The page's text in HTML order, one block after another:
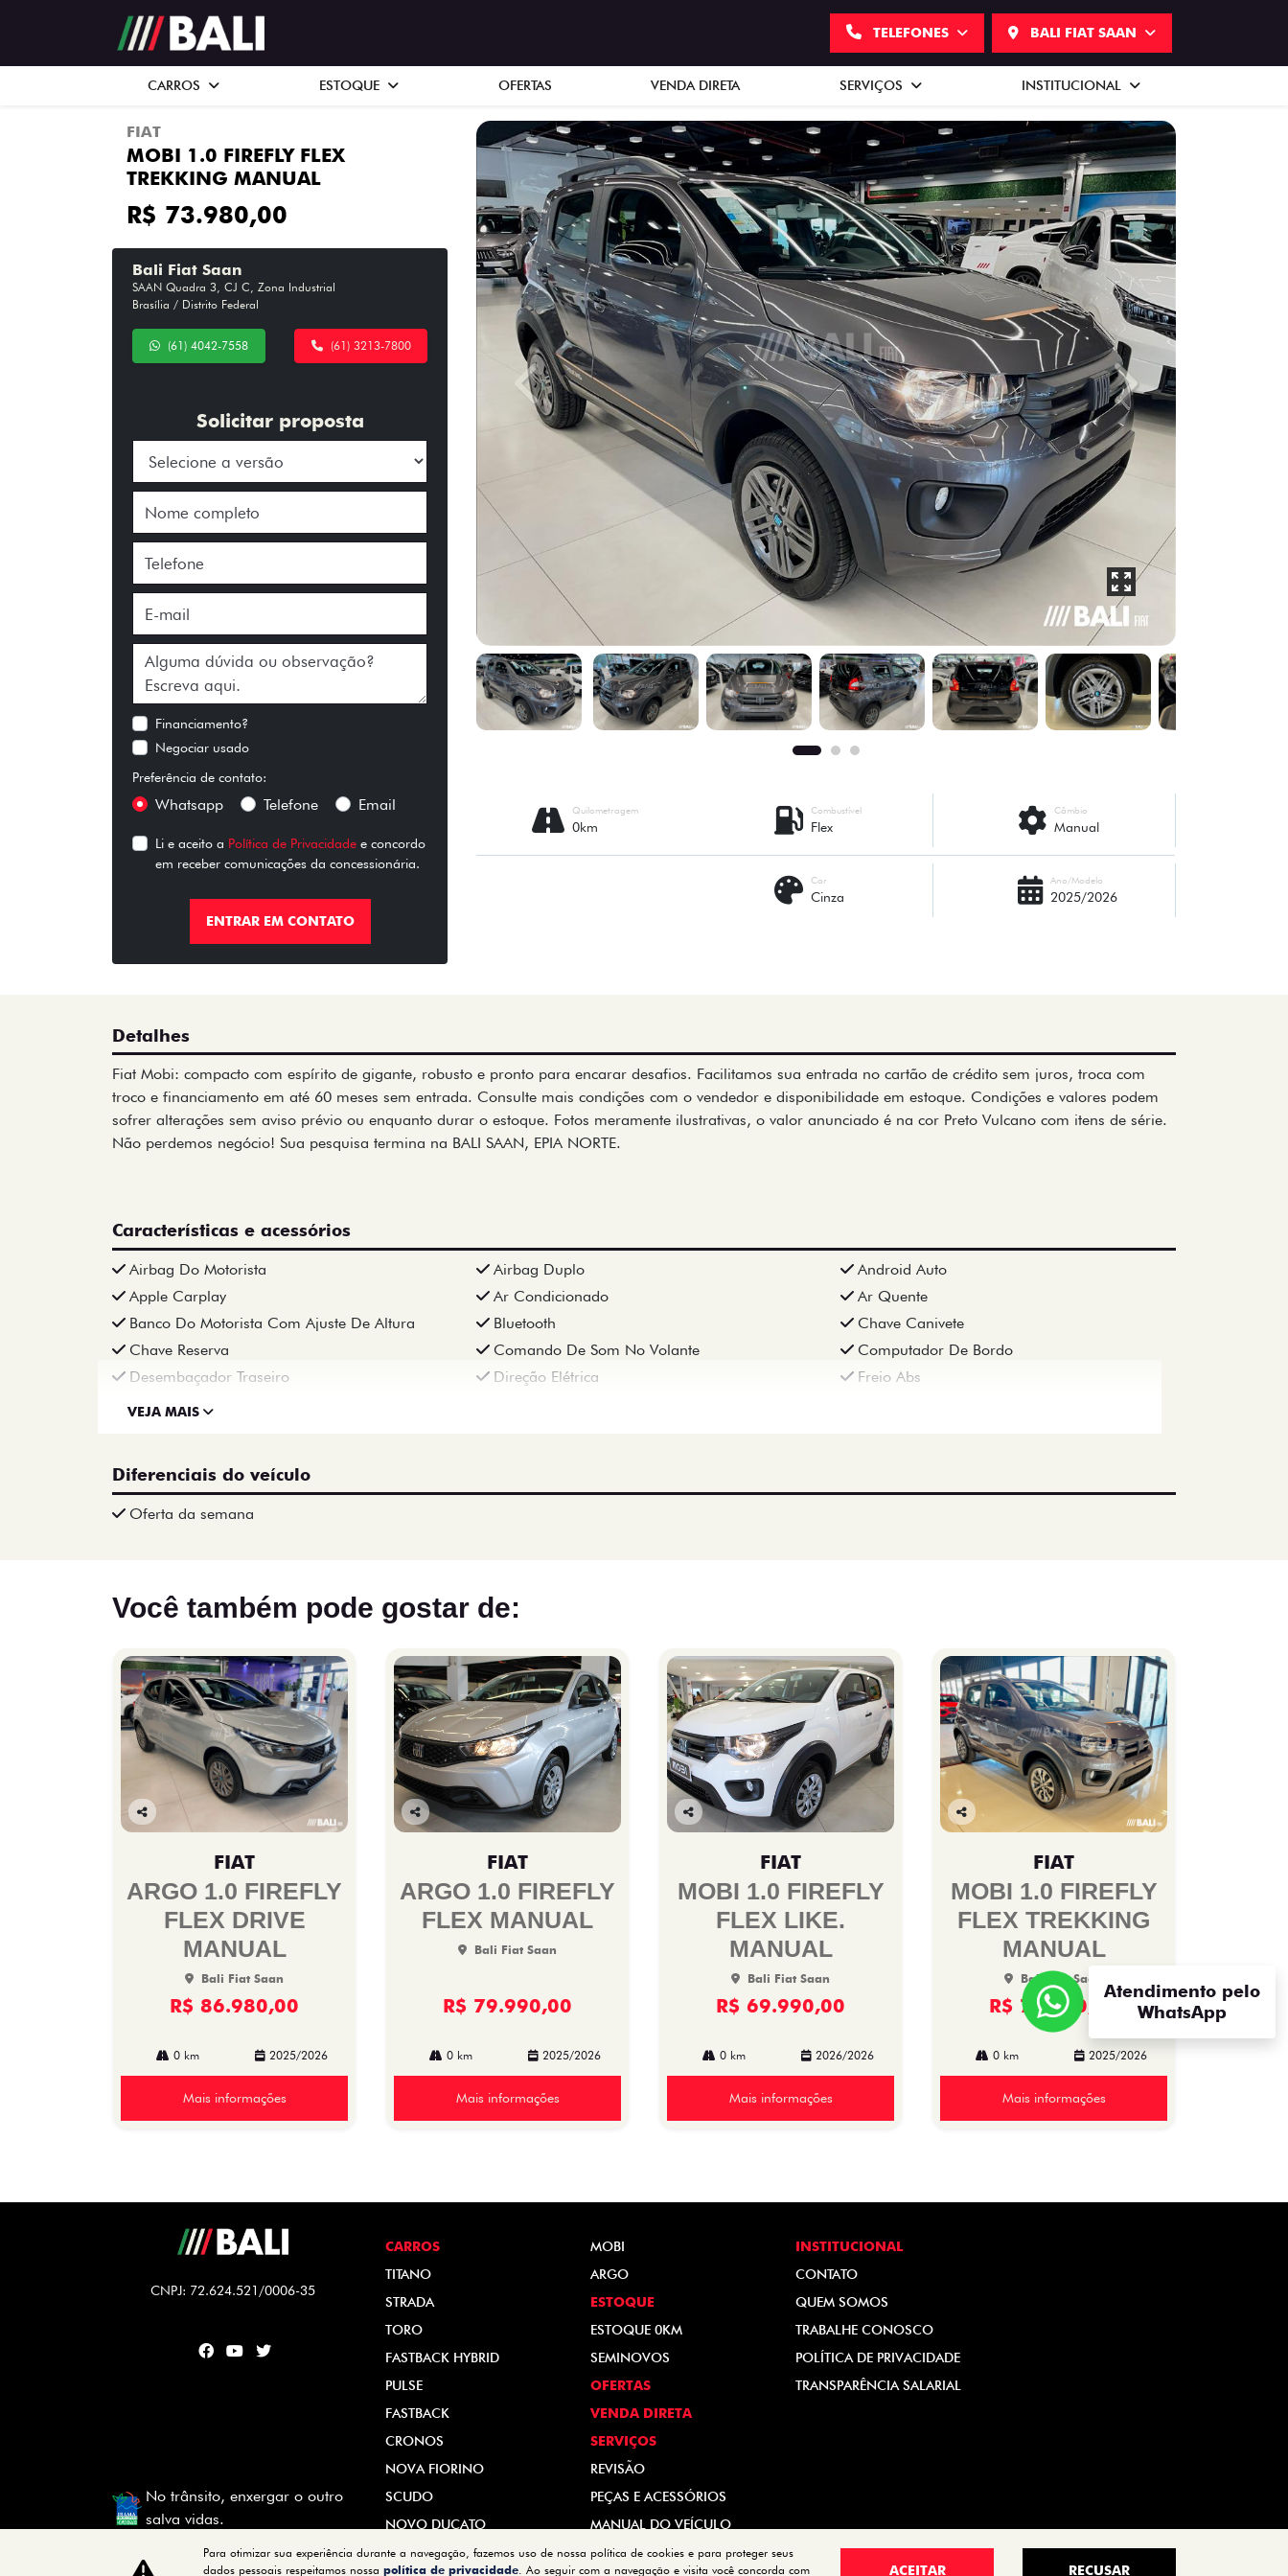
TELEFONES BALI FIAT SAAN
CARROS ESTOQUE OFERTAS VENDA DIRETA SERVIÇOS INSTITUCIONAL
FIAT
MOBI 1.0 FIREFLY FLEX
TREKKING MANUAL
R$ 73.980,00
Bali Fiat Saan
SAAN Quadra 3, CJ C, Zona Industrial
Brasília / Distrito Federal
(61) 3213-7800
(61) 4042-7558
Solicitar proposta
Financiamento?
Negociar usado
Preferência de contato:
Whatsapp Telefone Email
Li e aceito a Política de Privacidade e concordo
em receber comunicações da concessionária.
ENTRAR EM CONTATO
Previous Next
Câmbio
Manual
Combustível
Flex
Quilometragem
0km
Ano/Modelo
2025/2026
Cor
Cinza
Detalhes
Fiat Mobi: compacto com espírito de gigante, robusto e pronto para encarar desafios. Facilitamos sua entrada no cartão de crédito sem juros, troca com
troco e financiamento em até 60 meses sem entrada. Consulte mais condições com o vendedor e disponibilidade em estoque. Condições e valores podem
sofrer alterações sem aviso prévio ou enquanto durar o estoque. Fotos meramente ilustrativas, o valor anunciado é na cor Preto Vulcano com itens de série.
Não perdemos negócio! Sua pesquisa termina na BALI SAAN, EPIA NORTE.
Características e acessórios
Airbag Do Motorista Airbag Duplo
Android Auto
Apple Carplay
Ar Condicionado
Ar Quente
Banco Do Motorista Com Ajuste De Altura
Bluetooth
Chave Canivete
Chave Reserva
Comando De Som No Volante
Computador De Bordo
Desembaçador Traseiro
Direção Elétrica Freio Abs
VEJA MAIS
Diferenciais do veículo
Oferta da semana
Você também pode gostar de:
Co
lhe
FIAT
ARGO 1.0 FIREFLY
FLEX DRIVE
MANUAL
Bali Fiat Saan
R$ 86.980,00
0 km 2025/2026
Mais informações
Co
lhe
FIAT
ARGO 1.0 FIREFLY
FLEX MANUAL
Bali Fiat Saan
R$ 79.990,00
0 km 2025/2026
Mais informações
Co
lhe
FIAT
MOBI 1.0 FIREFLY
FLEX LIKE.
MANUAL
Bali Fiat Saan
R$ 69.990,00
0 km 2026/2026
Mais informações
Co
lhe
FIAT
MOBI 1.0 FIREFLY
FLEX TREKKING
MANUAL
Bali Fiat Saan
R$ 73.980,00
0 km 2025/2026
Mais informações
CNPJ: 72.624.521/0006-35
No trânsito, enxergar o outro
salva vidas.
CARROS
TITANO
STRADA
TORO
FASTBACK HYBRID
PULSE
FASTBACK
CRONOS
NOVA FIORINO
SCUDO
NOVO DUCATO
MOBI
ARGO
ESTOQUE
ESTOQUE 0KM
SEMINOVOS
OFERTAS
VENDA DIRETA
SERVIÇOS
REVISÃO
PEÇAS E ACESSÓRIOS
MANUAL DO VEÍCULO
INSTITUCIONAL
CONTATO
QUEM SOMOS
TRABALHE CONOSCO
POLÍTICA DE PRIVACIDADE
TRANSPARÊNCIA SALARIAL
Atendimento pelo
WhatsApp
Para otimizar sua experiência durante a navegação, fazemos uso de nossa política de cookies e para proteger seus
dados pessoais respeitamos nossa política de privacidade. Ao seguir com a navegação e visita você concorda com ACEITAR RECUSAR